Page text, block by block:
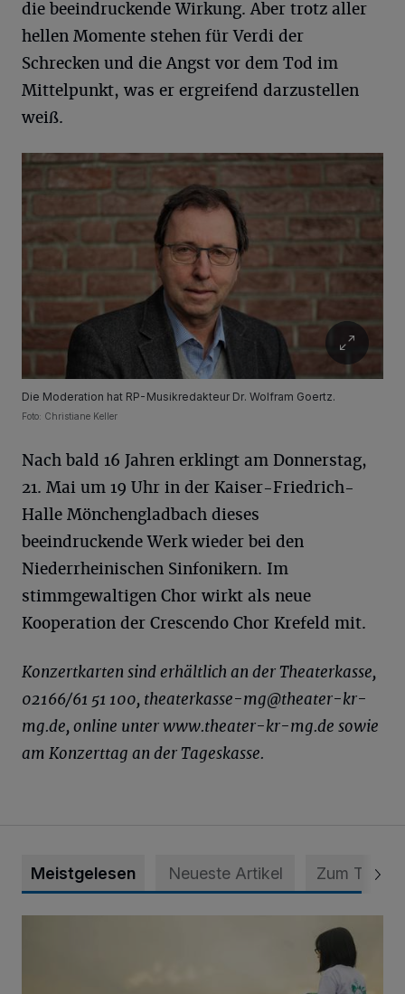
die beeindruckende Wirkung. Aber trotz aller
hellen Momente stehen für Verdi der
Schrecken und die Angst vor dem Tod im
Mittelpunkt, was er ergreifend darzustellen
weiß.
Die Moderation hat RP-Musikredakteur Dr. Wolfram Goertz.
Foto: Christiane Keller
Nach bald 16 Jahren erklingt am Donnerstag,
21. Mai um 19 Uhr in der Kaiser-Friedrich-
Halle Mönchengladbach dieses
beeindruckende Werk wieder bei den
Niederrheinischen Sinfonikern. Im
stimmgewaltigen Chor wirkt als neue
Kooperation der Crescendo Chor Krefeld mit.
Konzertkarten sind erhältlich an der Theaterkasse,
02166/61 51 100, theaterkasse-mg@theater-kr-
mg.de, online unter www.theater-kr-mg.de sowie
am Konzerttag an der Tageskasse.
Meistgelesen Neueste Artikel Zum Thema